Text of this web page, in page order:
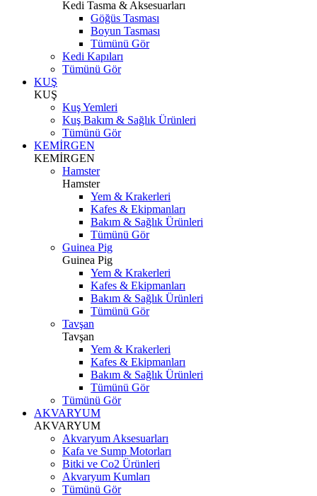
Kedi Tasma & Aksesuarları
Göğüs Tasması
Boyun Tasması
Tümünü Gör
Kedi Kapıları
Tümünü Gör
KUŞ
KUŞ
Kuş Yemleri
Kuş Bakım & Sağlık Ürünleri
Tümünü Gör
KEMİRGEN
KEMİRGEN
Hamster
Hamster
Yem & Krakerleri
Kafes & Ekipmanları
Bakım & Sağlık Ürünleri
Tümünü Gör
Guinea Pig
Guinea Pig
Yem & Krakerleri
Kafes & Ekipmanları
Bakım & Sağlık Ürünleri
Tümünü Gör
Tavşan
Tavşan
Yem & Krakerleri
Kafes & Ekipmanları
Bakım & Sağlık Ürünleri
Tümünü Gör
Tümünü Gör
AKVARYUM
AKVARYUM
Akvaryum Aksesuarları
Kafa ve Sump Motorları
Bitki ve Co2 Ürünleri
Akvaryum Kumları
Tümünü Gör